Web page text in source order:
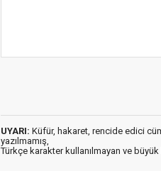
UYARI: Küfür, hakaret, rencide edici
yazılmamış,
Türkçe karakter kullanılmayan ve